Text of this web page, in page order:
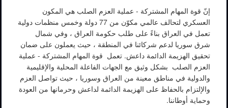
إنّ قوة المهام المشتركة - عملية العزم الصلب هي المكون
العسكري لتحالف عالمي مكوّن من 77 دولة وخمس منظمات دولية
تعمل في العراق بناءً على طلب حكومة العراق ، وفي شمال
شرق سوريا لدعم شركائنا في المنطقة ، حيث يعملون على ضمان
تحقيق الهزيمة الدائمة داعش. تعمل قوة المهام المشتركة - عملية
العزم الصلب بشكل وثيق مع الجهات الفاعلة المحلية والإقليمية
والدولية في مناطق معينة من العراق وسوريا ، حيث تواصل العزم
والإلتزام بالحفاظ على الهزيمة الدائمة لداعش وحرمانها من العودة
وحماية أوطاننا.